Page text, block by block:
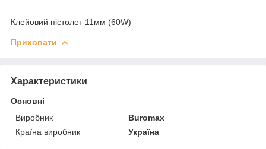
Клейовий пістолет 11мм (60W)
Приховати
Характеристики
Основні
Виробник
Buromax
Країна виробник
Україна